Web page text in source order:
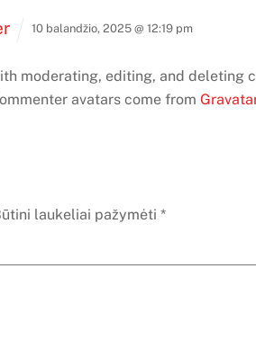
10 balandžio, 2025 @ 12:19 pm
moderating, editing, and deleting
avatars come from
laukeliai pažymėti *